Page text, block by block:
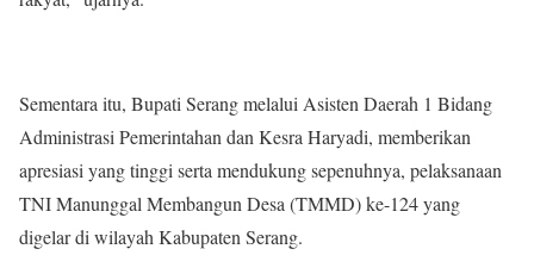
Sementara itu, Bupati Serang melalui Asisten Daerah 1 Bidang
Administrasi Pemerintahan dan Kesra Haryadi, memberikan
apresiasi yang tinggi serta mendukung sepenuhnya, pelaksanaan
TNI Manunggal Membangun Desa (TMMD) ke-124 yang
digelar di wilayah Kabupaten Serang.